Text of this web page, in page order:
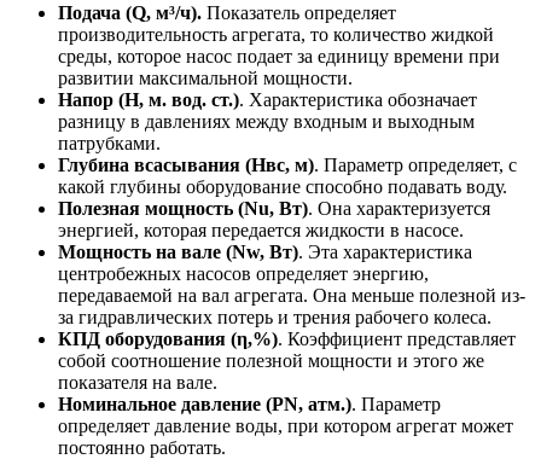
Подача (Q, м³/ч). Показатель определяет
производительность агрегата, то количество жидкой
среды, которое насос подает за единицу времени при
развитии максимальной мощности.
Напор (H, м. вод. ст.). Характеристика обозначает
разницу в давлениях между входным и выходным
патрубками.
Глубина всасывания (Нвс, м). Параметр определяет, с
какой глубины оборудование способно подавать воду.
Полезная мощность (Nu, Вт). Она характеризуется
энергией, которая передается жидкости в насосе.
Мощность на вале (Nw, Вт). Эта характеристика
центробежных насосов определяет энергию,
передаваемой на вал агрегата. Она меньше полезной из-
за гидравлических потерь и трения рабочего колеса.
КПД оборудования (η,%). Коэффициент представляет
собой соотношение полезной мощности и этого же
показателя на вале.
Номинальное давление (PN, атм.). Параметр
определяет давление воды, при котором агрегат может
постоянно работать.